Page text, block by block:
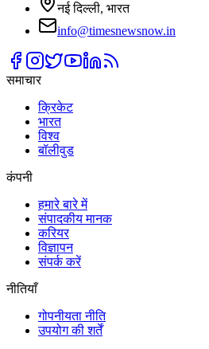
नई दिल्ली, भारत
info@timesnewsnow.in
समाचार
क्रिकेट
भारत
विश्व
बॉलीवुड
कंपनी
हमारे बारे में
संपादकीय मानक
करियर
विज्ञापन
संपर्क करें
नीतियाँ
गोपनीयता नीति
उपयोग की शर्तें